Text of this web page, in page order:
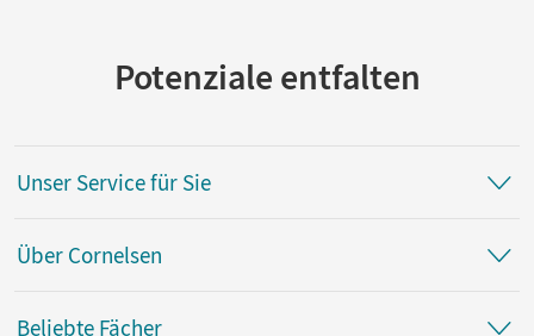
Potenziale entfalten
Unser Service für Sie
Über Cornelsen
Beliebte Fächer